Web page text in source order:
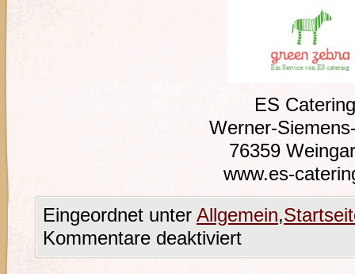
ES Catering
Werner-
76359
www.es-
Eingeordnet unter Allgemein,
Kommentare deaktiviert